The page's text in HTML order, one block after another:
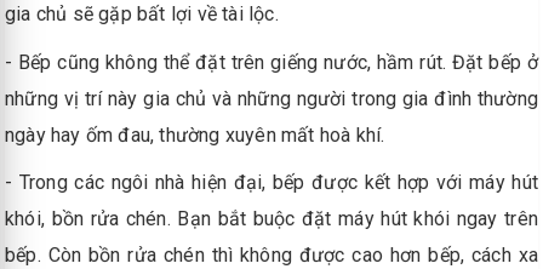
gia chủ sẽ gặp bất lợi về tài lộc.
- Bếp cũng không thể đặt trên giếng nước, hầm rút. Đặt bếp ở
những vị trí này gia chủ và những người trong gia đình thường
ngày hay ốm đau, thường xuyên mất hoà khí.
- Trong các ngôi nhà hiện đại, bếp được kết hợp với máy hút
khói, bồn rửa chén. Bạn bắt buộc đặt máy hút khói ngay trên
bếp. Còn bồn rửa chén thì không được cao hơn bếp, cách xa